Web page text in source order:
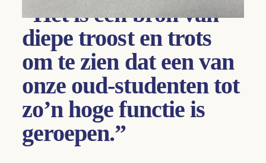
“Het is een bron van
diepe troost en trots
om te zien dat een van
onze oud-studenten tot
zo’n hoge functie is
geroepen.”